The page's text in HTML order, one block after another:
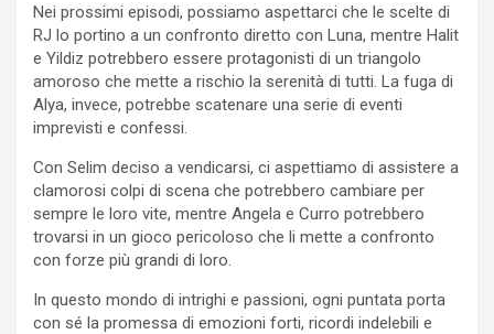
Nei prossimi episodi, possiamo aspettarci che le scelte di
RJ lo portino a un confronto diretto con Luna, mentre Halit
e Yildiz potrebbero essere protagonisti di un triangolo
amoroso che mette a rischio la serenità di tutti. La fuga di
Alya, invece, potrebbe scatenare una serie di eventi
imprevisti e confessi.
Con Selim deciso a vendicarsi, ci aspettiamo di assistere a
clamorosi colpi di scena che potrebbero cambiare per
sempre le loro vite, mentre Angela e Curro potrebbero
trovarsi in un gioco pericoloso che li mette a confronto
con forze più grandi di loro.
In questo mondo di intrighi e passioni, ogni puntata porta
con sé la promessa di emozioni forti, ricordi indelebili e